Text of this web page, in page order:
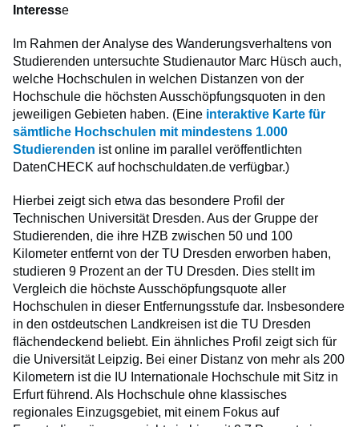
Interesse
Im Rahmen der Analyse des Wanderungsverhaltens von
Studierenden untersuchte Studienautor Marc Hüsch auch,
welche Hochschulen in welchen Distanzen von der
Hochschule die höchsten Ausschöpfungsquoten in den
jeweiligen Gebieten haben. (Eine interaktive Karte für
sämtliche Hochschulen mit mindestens 1.000
Studierenden ist online im parallel veröffentlichten
DatenCHECK auf hochschuldaten.de verfügbar.)
Hierbei zeigt sich etwa das besondere Profil der
Technischen Universität Dresden. Aus der Gruppe der
Studierenden, die ihre HZB zwischen 50 und 100
Kilometer entfernt von der TU Dresden erworben haben,
studieren 9 Prozent an der TU Dresden. Dies stellt im
Vergleich die höchste Ausschöpfungsquote aller
Hochschulen in dieser Entfernungsstufe dar. Insbesondere
in den ostdeutschen Landkreisen ist die TU Dresden
flächendeckend beliebt. Ein ähnliches Profil zeigt sich für
die Universität Leipzig. Bei einer Distanz von mehr als 200
Kilometern ist die IU Internationale Hochschule mit Sitz in
Erfurt führend. Als Hochschule ohne klassisches
regionales Einzugsgebiet, mit einem Fokus auf